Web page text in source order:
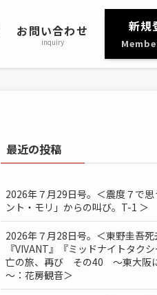
お問い合わせ
inquiry
新規
最近の投稿
2026年７月29日号。＜震度７で思
ント・モリ」からの叫び。T-1 ＞
2026年７月28日号。＜東野圭吾死
『VIVANT』『ミッドナイトタク
亡の旅、再び その40 ～東大阪
～：花房観音＞